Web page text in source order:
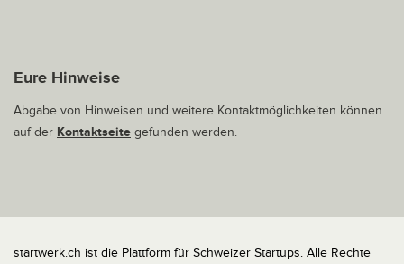
Eure Hinweise
Abgabe von Hinweisen und weitere Kontaktmöglichkeiten können
auf der Kontaktseite gefunden werden.
startwerk.ch ist die Plattform für Schweizer Startups. Alle Rechte